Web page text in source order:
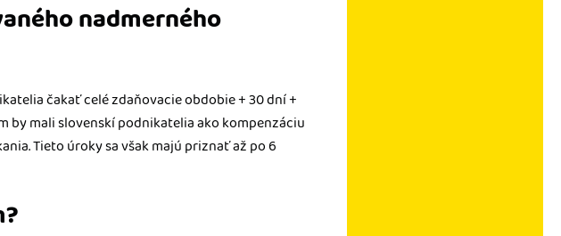
nadmerného
čakať celé zdaňovacie obdobie + 30 dní +
by mali slovenskí podnikatelia ako kompenzáciu
Tieto úroky sa však majú priznať až po 6